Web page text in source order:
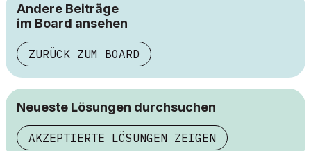
Andere Beiträge
im Board ansehen
ZURÜCK ZUM BOARD
Neueste Lösungen durchsuchen
AKZEPTIERTE LÖSUNGEN ZEIGEN